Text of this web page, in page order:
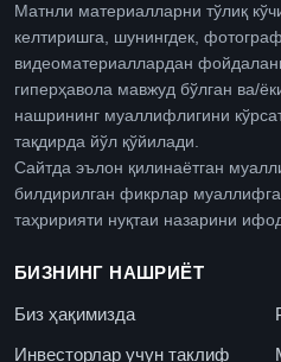
Матнли материалларни тўлиқ
келтиришга, шунингдек,
видеоматериаллардан
гиперҳавола мавжуд бўлган ва/
нашрининг муаллифлигини
тақдирда йўл қўйилади.
Сайтда эълон қилинаётган
билдирилган фикрлар
таҳририяти нуқтаи назарини
БИЗНИНГ НАШРИЁТ
Биз ҳақимизда
Инвесторлар учун таклиф